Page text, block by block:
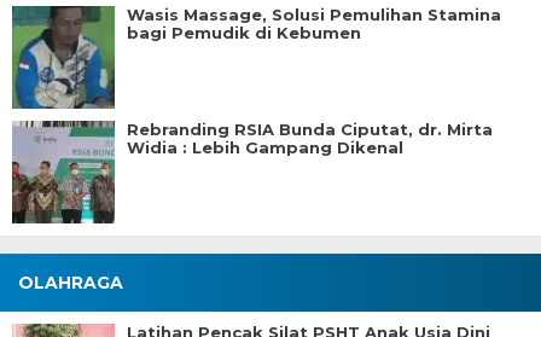
Wasis Massage, Solusi Pemulihan Stamina
bagi Pemudik di Kebumen
Rebranding RSIA Bunda Ciputat, dr. Mirta
Widia : Lebih Gampang Dikenal
OLAHRAGA
Latihan Pencak Silat PSHT Anak Usia Dini